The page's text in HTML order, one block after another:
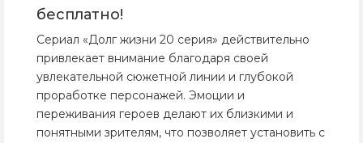
бесплатно!
Сериал «Долг жизни 20 серия» действительно
привлекает внимание благодаря своей
увлекательной сюжетной линии и глубокой
проработке персонажей. Эмоции и
переживания героев делают их близкими и
понятными зрителям, что позволяет установить с